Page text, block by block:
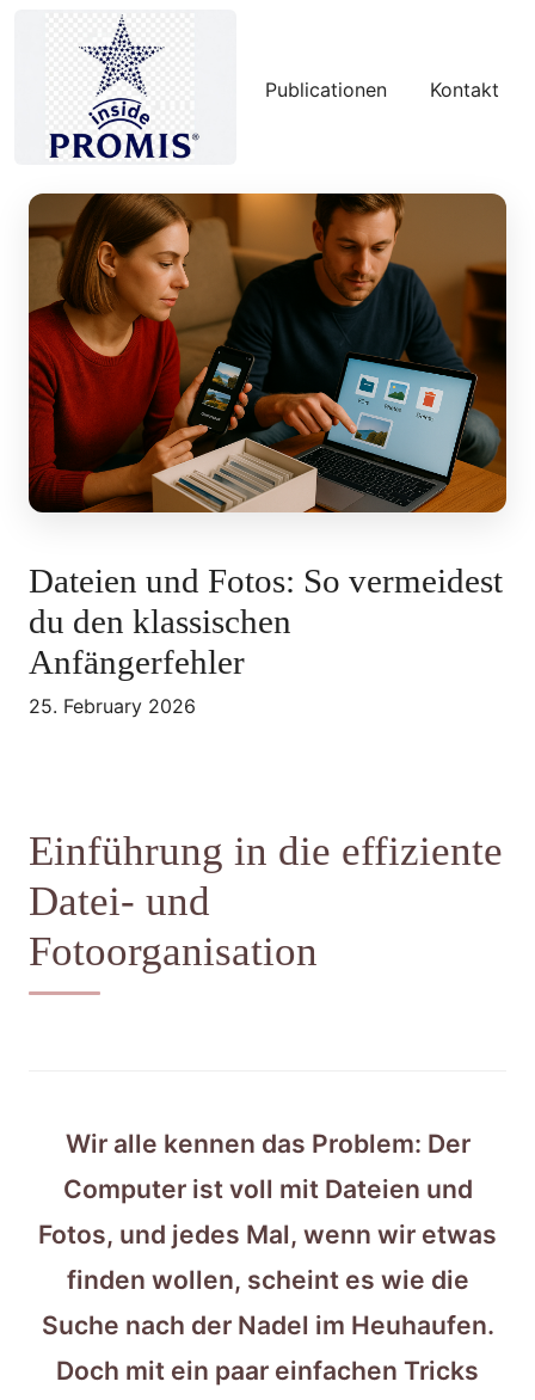
Publicationen Kontakt
Dateien und Fotos: So vermeidest
du den klassischen
Anfängerfehler
25. February 2026
Einführung in die effiziente
Datei- und
Fotoorganisation
Wir alle kennen das Problem: Der
Computer ist voll mit Dateien und
Fotos, und jedes Mal, wenn wir etwas
finden wollen, scheint es wie die
Suche nach der Nadel im Heuhaufen.
Doch mit ein paar einfachen Tricks